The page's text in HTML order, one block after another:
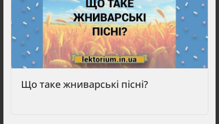
Що таке жниварські пісні?